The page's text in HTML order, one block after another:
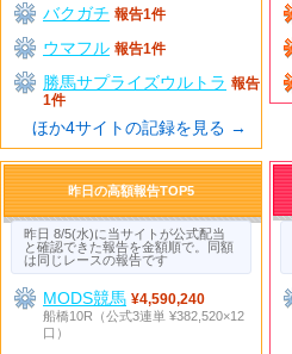
バクガチ 報告1件
ウマフル 報告1件
勝馬サプライズウルトラ 報告
1件
ほか4サイトの記録を見る →
昨日の高額報告TOP5
昨日 8/5(水)に当サイトが公式配当
と確認できた報告を金額順で。同額
は同じレースの報告です
MODS競馬 ¥4,590,240
船橋10R（公式3連単 ¥382,520×12
口）